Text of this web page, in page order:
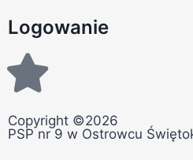
Logowanie
Copyright ©2026
PSP nr 9 w Ostrowcu